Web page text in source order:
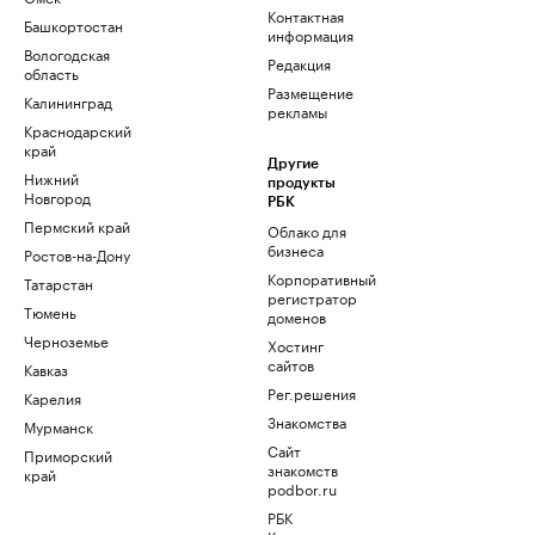
Башкортостан
Вологодская
область
Калининград
Краснодарский
край
Нижний
Новгород
Пермский край
Ростов-на-Дону
Татарстан
Тюмень
Черноземье
Кавказ
Карелия
Мурманск
Приморский
край
Контактная
информация
Редакция
Размещение
рекламы
Другие
продукты
РБК
Облако для
бизнеса
Корпоративный
регистратор
доменов
Хостинг
сайтов
Рег.решения
Знакомства
Сайт
знакомств
podbor.ru
РБК